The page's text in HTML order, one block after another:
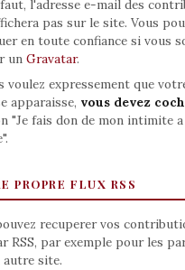
l'adresse e-mail des
pas sur le site. Vous
en toute confiance si vous
un Gravatar.
voulez expressement que
apparaisse, vous devez
"Je fais don de mon intimite
PROPRE FLUX RSS
recuperer vos
RSS, par exemple pour les
autre site.